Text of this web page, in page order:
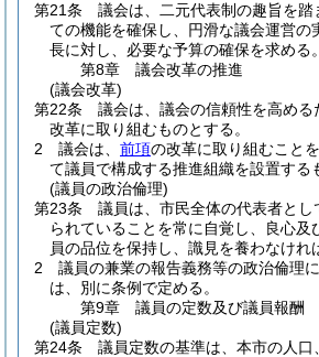
第21条
議会は、二元代表制の趣旨を踏
ての機能を確保し、円滑な議会運営の
長に対し、必要な予算の確保を求める。
第8章
議会改革の推進
(議会改革)
第22条
議会は、議会の信頼性を高め
改革に取り組むものとする。
2
議会は、 前項の改革に取り組むこと
て議員で構成する推進組織を設置する
(議員の政治倫理)
第23条
議員は、市民全体の代表者とし
られていることを常に自覚し、良心及
員の品位を保持し、識見を養わなけれ
2
議員の兼業の報告義務等の政治倫理
は、別に条例で定める。
第9章
議員の定数及び議員報酬
(議員定数)
第24条
議員定数の基準は、本市の人